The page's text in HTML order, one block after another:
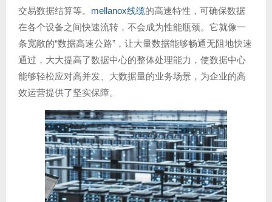
交易数据结算等。 mellanox线缆的高速特性，可确保数据
在各个设备之间快速流转，不会成为性能瓶颈。它就像一
条宽敞的“数据高速公路”，让大量数据能够畅通无阻地快速
通过，大大提高了数据中心的整体处理能力，使数据中心
能够轻松应对高并发、大数据量的业务场景，为企业的高
效运营提供了坚实保障。